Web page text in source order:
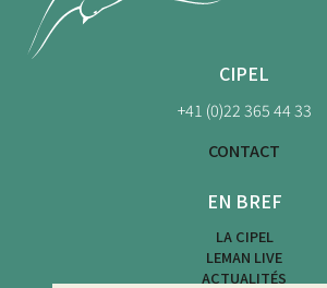
CIPEL
+41 (0)22 365 44 33
CONTACT
EN BREF
LA CIPEL
LEMAN LIVE
ACTUALITÉS